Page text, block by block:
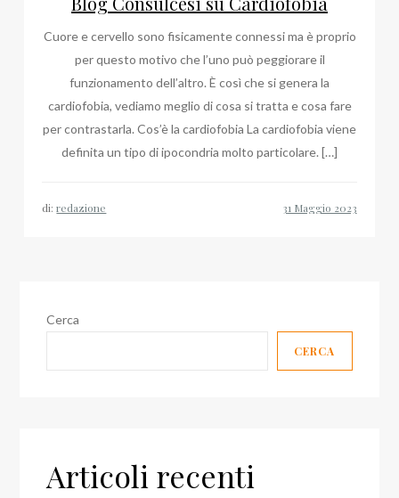
Cuore e cervello sono fisicamente connessi ma è proprio
per questo motivo che l’uno può peggiorare il
funzionamento dell’altro. È così che si genera la
cardiofobia, vediamo meglio di cosa si tratta e cosa fare
per contrastarla. Cos’è la cardiofobia La cardiofobia viene
definita un tipo di ipocondria molto particolare. […]
di:redazione
Cerca
CERCA
Articoli recenti